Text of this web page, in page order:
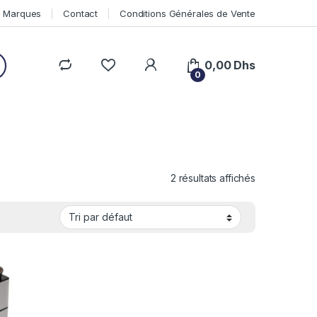
Marques Contact Conditions Générales de Vente
0
0,00 Dhs
2 résultats affichés